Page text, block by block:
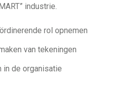
industrie.
rol opnemen
van tekeningen
de organisatie